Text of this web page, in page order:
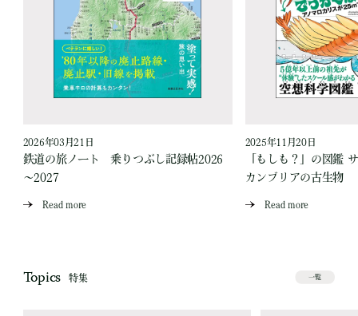
2026年03月21日
鉄道の旅ノート 乗りつぶし記録帖2026
～2027
Read more
2025年11月20日
「もしも？」の図鑑
カンブリアの古生物
Read more
Topics 特集 一覧